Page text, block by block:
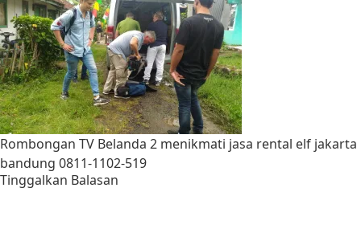
Rombongan TV Belanda 2 menikmati jasa rental elf jakarta
bandung 0811-1102-519
Tinggalkan Balasan